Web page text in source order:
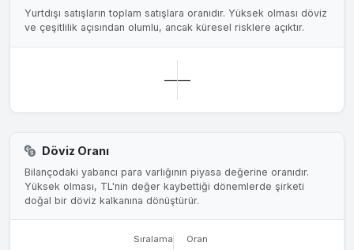
Yurtdışı satışların toplam satışlara oranıdır. Yüksek olması döviz
ve çeşitlilik açısından olumlu, ancak küresel risklere açıktır.
——
Döviz Oranı
Bilançodaki yabancı para varlığının piyasa değerine oranıdır.
Yüksek olması, TL'nin değer kaybettiği dönemlerde şirketi
doğal bir döviz kalkanına dönüştürür.
Sıralama Oran